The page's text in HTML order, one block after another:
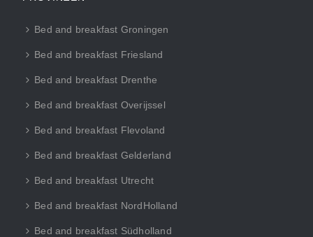
Bed and breakfast Groningen
Bed and breakfast Friesland
Bed and breakfast Drenthe
Bed and breakfast Overijssel
Bed and breakfast Flevoland
Bed and breakfast Gelderland
Bed and breakfast Utrecht
Bed and breakfast NordHolland
Bed and breakfast Südholland